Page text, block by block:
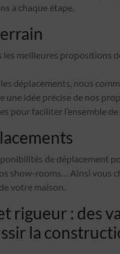
à chaque étape.
meilleures propositions
déplacements, nous
une idée précise de nos
pour faciliter l’ensemble de
de déplacement
show-rooms… Ainsi vous
votre maison.
rigueur : des
la